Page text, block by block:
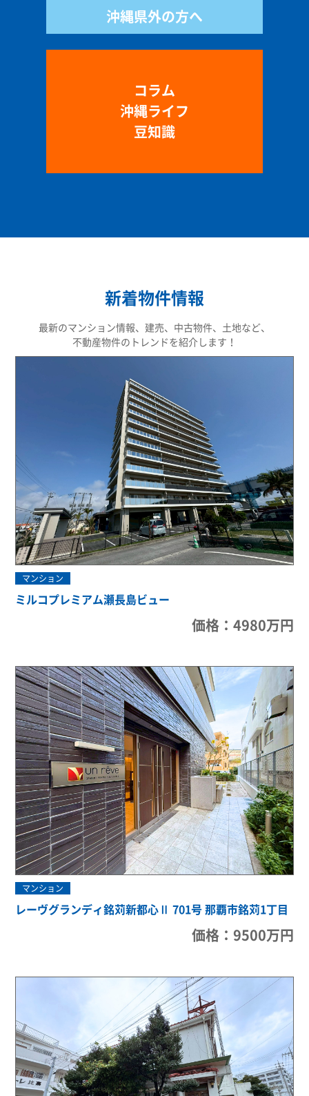
沖縄県外の方へ
コラム
沖縄ライフ
豆知識
新着物件情報
最新のマンション情報、建売、中古物件、土地など、
不動産物件のトレンドを紹介します！
マンション
ミルコプレミアム瀬長島ビュー
価格：4980万円
マンション
レーヴグランディ銘苅新都心Ⅱ 701号 那覇市銘苅1丁目
価格：9500万円